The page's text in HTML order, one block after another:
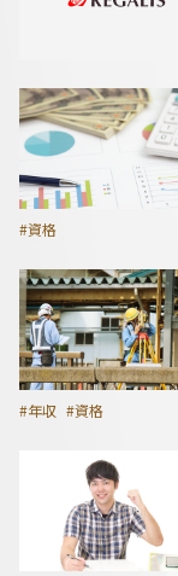
#資格
#年収 #資格